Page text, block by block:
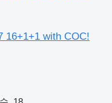
16+1+1 with COC!